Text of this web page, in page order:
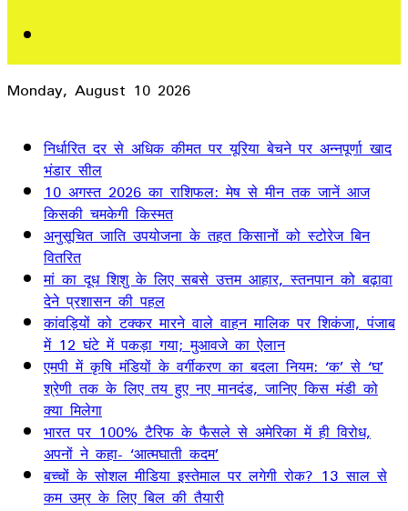
Monday, August 10 2026
निर्धारित दर से अधिक कीमत पर यूरिया बेचने पर अन्नपूर्णा खाद
भंडार सील
10 अगस्त 2026 का राशिफल: मेष से मीन तक जानें आज
किसकी चमकेगी किस्मत
अनुसूचित जाति उपयोजना के तहत किसानों को स्टोरेज बिन
वितरित
मां का दूध शिशु के लिए सबसे उत्तम आहार, स्तनपान को बढ़ावा
देने प्रशासन की पहल
कांवड़ियों को टक्कर मारने वाले वाहन मालिक पर शिकंजा, पंजाब
में 12 घंटे में पकड़ा गया; मुआवजे का ऐलान
एमपी में कृषि मंडियों के वर्गीकरण का बदला नियम: ‘क’ से ‘घ’
श्रेणी तक के लिए तय हुए नए मानदंड, जानिए किस मंडी को
क्या मिलेगा
भारत पर 100% टैरिफ के फैसले से अमेरिका में ही विरोध,
अपनों ने कहा- ‘आत्मघाती कदम’
बच्चों के सोशल मीडिया इस्तेमाल पर लगेगी रोक? 13 साल से
कम उम्र के लिए बिल की तैयारी